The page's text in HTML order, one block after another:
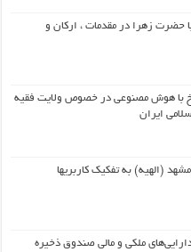
حضرت زهرا در مقدمات ، ارکان و
با هوش مصنوعی در خصوص ولایت فقیه
ایران
ملکی و مالی صندوق ذخیره